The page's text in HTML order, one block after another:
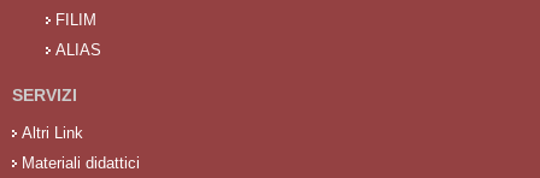
FILIM
ALIAS
SERVIZI
Altri Link
Materiali didattici